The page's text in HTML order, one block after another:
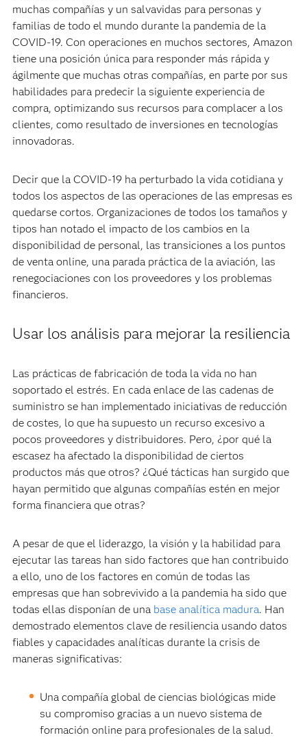
muchas compañías y un salvavidas para personas y
familias de todo el mundo durante la pandemia de la
COVID-19. Con operaciones en muchos sectores, Amazon
tiene una posición única para responder más rápida y
ágilmente que muchas otras compañías, en parte por sus
habilidades para predecir la siguiente experiencia de
compra, optimizando sus recursos para complacer a los
clientes, como resultado de inversiones en tecnologías
innovadoras.
Decir que la COVID-19 ha perturbado la vida cotidiana y
todos los aspectos de las operaciones de las empresas es
quedarse cortos. Organizaciones de todos los tamaños y
tipos han notado el impacto de los cambios en la
disponibilidad de personal, las transiciones a los puntos
de venta online, una parada práctica de la aviación, las
renegociaciones con los proveedores y los problemas
financieros.
Usar los análisis para mejorar la resiliencia
Las prácticas de fabricación de toda la vida no han
soportado el estrés. En cada enlace de las cadenas de
suministro se han implementado iniciativas de reducción
de costes, lo que ha supuesto un recurso excesivo a
pocos proveedores y distribuidores. Pero, ¿por qué la
escasez ha afectado la disponibilidad de ciertos
productos más que otros? ¿Qué tácticas han surgido que
hayan permitido que algunas compañías estén en mejor
forma financiera que otras?
A pesar de que el liderazgo, la visión y la habilidad para
ejecutar las tareas han sido factores que han contribuido
a ello, uno de los factores en común de todas las
empresas que han sobrevivido a la pandemia ha sido que
todas ellas disponían de una base analítica madura. Han
demostrado elementos clave de resiliencia usando datos
fiables y capacidades analíticas durante la crisis de
maneras significativas:
Una compañía global de ciencias biológicas mide
su compromiso gracias a un nuevo sistema de
formación online para profesionales de la salud.